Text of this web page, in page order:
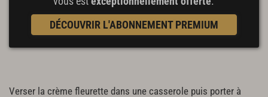
DÉCOUVRIR L'ABONNEMENT PREMIUM
Verser la crème fleurette dans une casserole puis porter à